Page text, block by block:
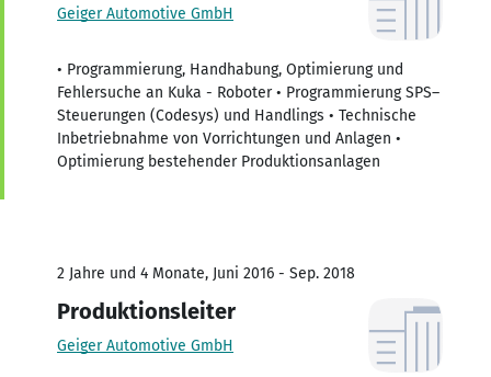
Geiger Automotive GmbH
• Programmierung, Handhabung, Optimierung und
Fehlersuche an Kuka - Roboter • Programmierung SPS–
Steuerungen (Codesys) und Handlings • Technische
Inbetriebnahme von Vorrichtungen und Anlagen •
Optimierung bestehender Produktionsanlagen
2 Jahre und 4 Monate, Juni 2016 - Sep. 2018
Produktionsleiter
Geiger Automotive GmbH